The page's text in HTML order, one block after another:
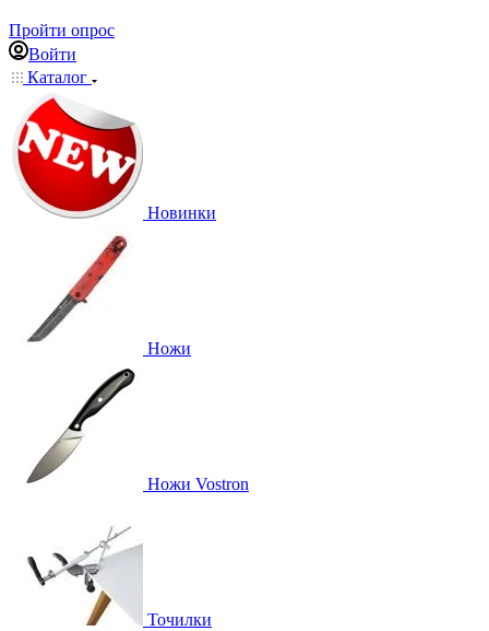
Пройти опрос
Войти
Каталог
Новинки
Ножи
Ножи Vostron
Точилки